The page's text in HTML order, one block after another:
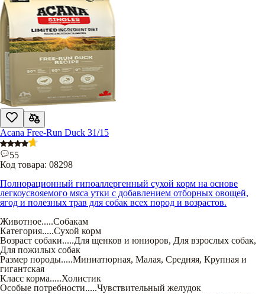
Acana Free-Run Duck 31/15
55
Код товара: 08298
Полнорационный гипоаллергенный сухой корм на основе
легкоусвояемого мяса утки с добавлением отборных овощей,
ягод и полезных трав для собак всех пород и возрастов.
Животное.....Собакам
Категория.....Сухой корм
Возраст собаки.....Для щенков и юниоров, Для взрослых собак,
Для пожилых собак
Размер породы.....Миниатюрная, Малая, Средняя, Крупная и
гигантская
Класс корма.....Холистик
Особые потребности.....Чувствительный желудок